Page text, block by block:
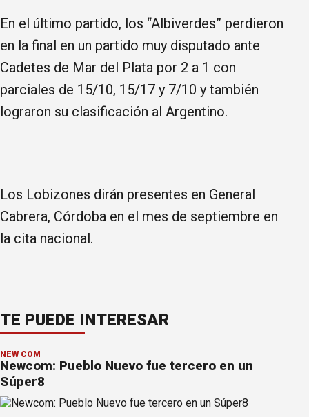
En el último partido, los “Albiverdes” perdieron
en la final en un partido muy disputado ante
Cadetes de Mar del Plata por 2 a 1 con
parciales de 15/10, 15/17 y 7/10 y también
lograron su clasificación al Argentino.
Los Lobizones dirán presentes en General
Cabrera, Córdoba en el mes de septiembre en
la cita nacional.
TE PUEDE INTERESAR
NEW COM
Newcom: Pueblo Nuevo fue tercero en un
Súper8